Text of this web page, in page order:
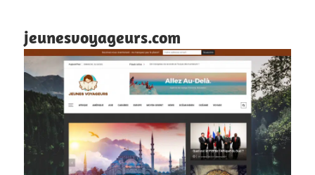
jeunesvoyageurs.com